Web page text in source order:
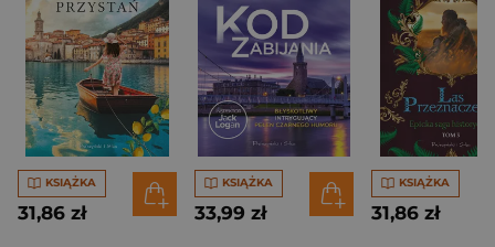
KSIĄŻKA
31,86 zł
KSIĄŻKA
33,99 zł
KSIĄŻKA
31,86 zł